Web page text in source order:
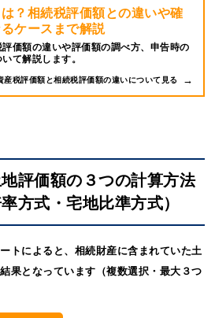
？相続税評価額との違いや確
ケースまで解説
価額の違いや評価額の調べ方、申告時の
て解説します。
産税評価額と相続税評価額の違いについて見る
評価額の３つの計算方法
方式・宅地比準方式）
トによると、相続財産に含まれていた土
果となっています（複数選択・最大３つ